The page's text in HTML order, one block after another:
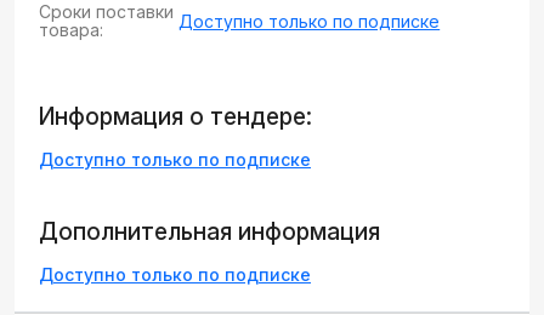
Сроки поставки
товара:
Доступно только по подписке
Информация о тендере:
Доступно только по подписке
Дополнительная информация
Доступно только по подписке